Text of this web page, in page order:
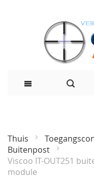
Thuis
Buitenpost
Viscoo IT-OUT251
module